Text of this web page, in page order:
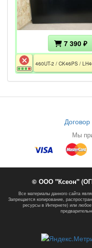
7 390 ₽
Мы
© ООО "Ксеон"
Все материалы данного сайта
Запрещается копирование,
ресурсы в Интернете) или